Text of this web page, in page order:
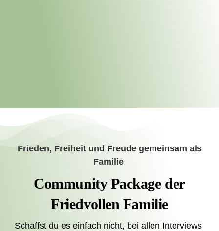
Frieden, Freiheit und Freude gemeinsam als
Familie
Community Package der
Friedvollen Familie
Schaffst du es einfach nicht, bei allen Interviews